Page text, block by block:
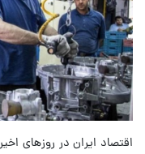
اقتصاد ایران در روزهای